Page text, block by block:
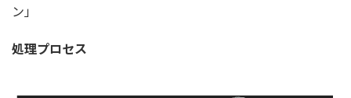
ン」
処理プロセス